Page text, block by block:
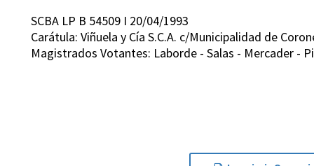
SCBA LP B 54509 I 20/04/1993
Carátula: Viñuela y Cía S.C.A. c/Municipalidad de
Magistrados Votantes: Laborde - Salas - Mercader -